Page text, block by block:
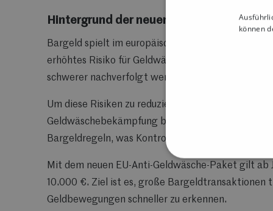
Hintergrund der neuen EU-Regulierung
Bargeld spielt im europäischen Zahlungsverkehr
erhöhtes Risiko für Geldwäsche,
schwerer nachverfolgt werden können als digitale
Um diese Risiken zu reduzieren, hat die
Geldwäschebekämpfung beschlossen. Bisher
Bargeldregeln, was Kontrollen erschwerte und
Mit dem neuen EU-Anti-Geldwäsche-Paket gilt
10.000 €. Ziel ist es, große Bargeldtransaktionen
Geldbewegungen schneller zu erkennen.
können